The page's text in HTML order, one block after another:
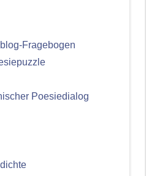
Fragebogen
Poesiedialog